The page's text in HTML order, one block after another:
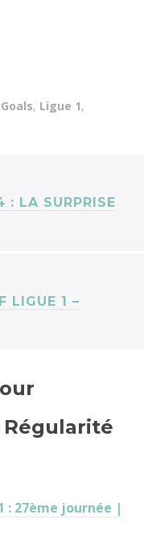
, Ligue 1,
: LA SURPRISE
LIGUE 1 –
Régularité
: 27ème journée |